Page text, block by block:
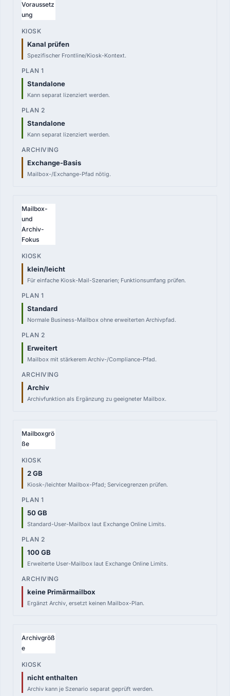
Voraussetz
ung
Kanal prüfen
Spezifischer Frontline/Kiosk-Kontext.
Standalone
Kann separat lizenziert werden.
Standalone
Kann separat lizenziert werden.
Exchange-Basis
Mailbox-/Exchange-Pfad nötig.
Mailbox-
und
Archiv-
Fokus
klein/leicht
Für einfache Kiosk-Mail-Szenarien; Funktionsumfang prüfen.
Standard
Normale Business-Mailbox ohne erweiterten Archivpfad.
Erweitert
Mailbox mit stärkerem Archiv-/Compliance-Pfad.
Archiv
Archivfunktion als Ergänzung zu geeigneter Mailbox.
Mailboxgrö
ße
2 GB
Kiosk-/leichter Mailbox-Pfad; Servicegrenzen prüfen.
50 GB
Standard-User-Mailbox laut Exchange Online Limits.
100 GB
Erweiterte User-Mailbox laut Exchange Online Limits.
keine Primärmailbox
Ergänzt Archiv, ersetzt keinen Mailbox-Plan.
Archivgröß
e
nicht enthalten
Archiv kann je Szenario separat geprüft werden.